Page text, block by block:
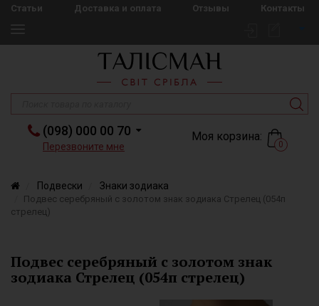
Статьи Доставка и оплата Отзывы Контакты
(098) 000 00 70
Перезвоните мне
Моя корзина:
0
Подвески Знаки зодиака
Подвес серебряный с золотом знак зодиака Стрелец (054п
стрелец)
Подвес серебряный с золотом знак
зодиака Стрелец (054п стрелец)